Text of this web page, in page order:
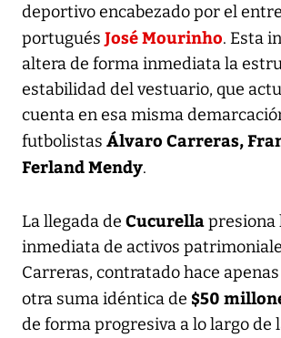
deportivo encabezado por el
portugués José Mourinho. Esta
altera de forma inmediata la
estabilidad del vestuario, que
cuenta en esa misma
futbolistas Álvaro Carreras,
Ferland Mendy.
La llegada de Cucurellapresiona
inmediata de activos
Carreras, contratado hace
otra suma idéntica de $50
de forma progresiva a lo largo de